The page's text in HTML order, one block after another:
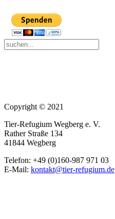
Copyright © 2021
Tier-Refugium Wegberg e. V.
Rather Straße 134
41844 Wegberg
Telefon: +49 (0)160-987 971 03
E-Mail: kontakt@tier-refugium.de